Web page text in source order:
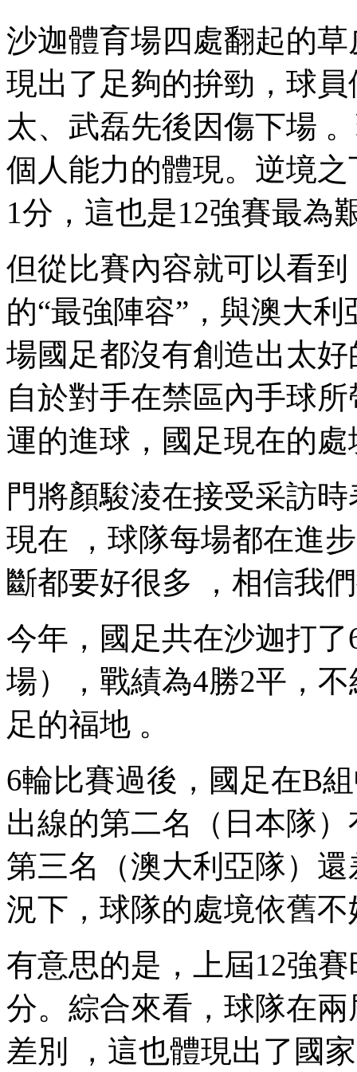
沙迦體育場四處翻起的草
現出了足夠的拚勁 ，球員
太、武磊先後因傷下場 
個人能力的體現。逆境
1分，這也是12強賽最為艱
但從比賽內容就可以看到
的“最強陣容”，與澳大
場國足都沒有創造出太好
自於對手在禁區內手球所
運的進球 ，國足現在的處
門將顏駿淩在接受采訪時
現在 ，球隊每場都在進
斷都要好很多  ，相信我
今年，國足共在沙迦打
場） ，戰績為4勝2平
足的福地 。
6輪比賽過後，國足在
出線的第二名（日本隊）
第三名（澳大利亞隊）還
況下 ，球隊的處境依舊不
有意思的是 ，上屆12
分。綜合來看 ，球
差別 ，這也體現出了